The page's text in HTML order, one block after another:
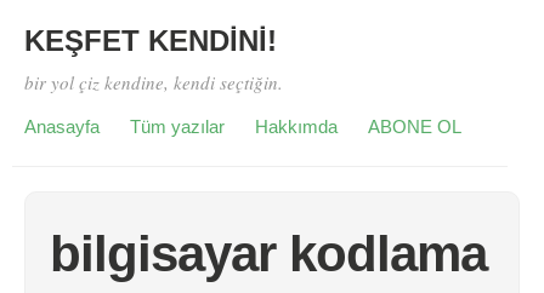
KEŞFET KENDİNİ!
bir yol çiz kendine, kendi seçtiğin.
Anasayfa Tüm yazılar Hakkımda ABONE OL
bilgisayar kodlama